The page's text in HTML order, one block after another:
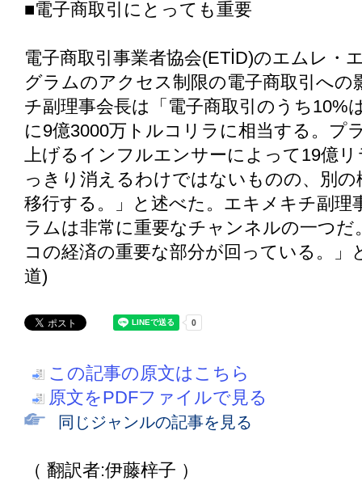
■電子商取引にとっても重要
電子商取引事業者協会(ETİD)のエムレ・
グラムのアクセス制限の電子商取引へ
チ副理事会長は「電子商取引のうち10%
に9億3000万トルコリラに相当する。プ
上げるインフルエンサーによって19億
っきり消えるわけではないものの、別
移行する。」と述べた。エキメキチ副
ラムは非常に重要なチャンネルの一つ
コの経済の重要な部分が回っている。
道)
この記事の原文はこちら
原文をPDFファイルで見る
同じジャンルの記事を見る
（ 翻訳者:伊藤梓子 ）